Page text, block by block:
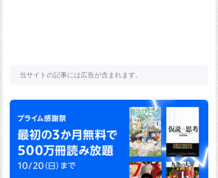
当サイトの記事には広告が含まれます。